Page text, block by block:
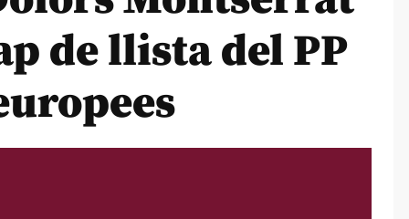
de llista del PP